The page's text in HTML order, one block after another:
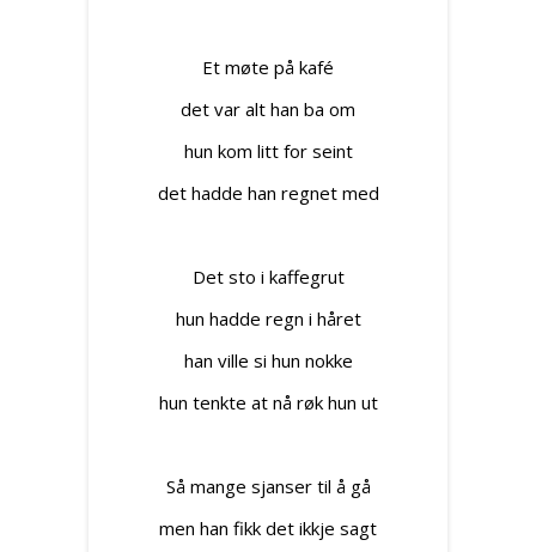
Et møte på kafé
det var alt han ba om
hun kom litt for seint
det hadde han regnet med
Det sto i kaffegrut
hun hadde regn i håret
han ville si hun nokke
hun tenkte at nå røk hun ut
Så mange sjanser til å gå
men han fikk det ikkje sagt